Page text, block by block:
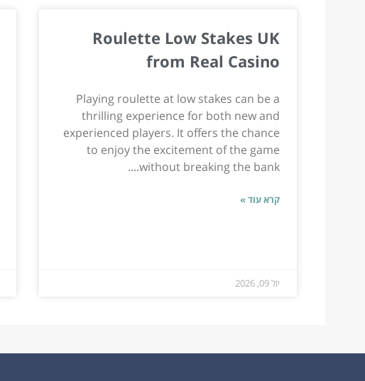
Roulette Low Stakes UK
from Real Casino
Playing roulette at low stakes can be a
thrilling experience for both new and
experienced players. It offers the chance
to enjoy the excitement of the game
without breaking the bank....
קרא עוד »
יול 09, 2026